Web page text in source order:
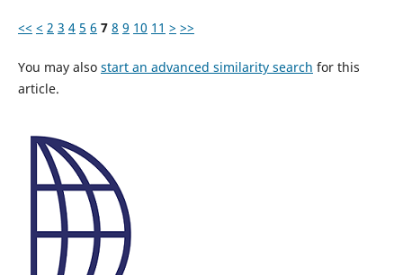
<< < 2 3 4 5 6 7 8 9 10 11 > >>
You may also start an advanced similarity search for this
article.